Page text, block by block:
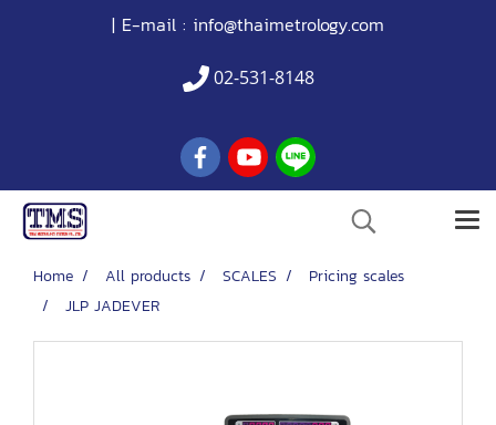
| E-mail : info@thaimetrology.com
02-531-8148
Home All products SCALES
Pricing scales
JLP JADEVER